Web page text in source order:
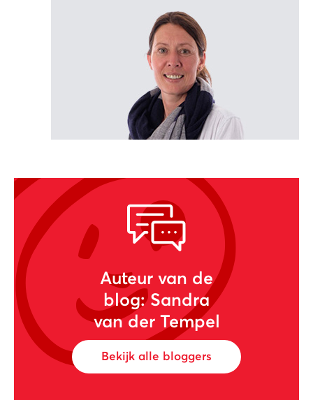
Auteur van de
blog: Sandra
van der Tempel
Bekijk alle bloggers